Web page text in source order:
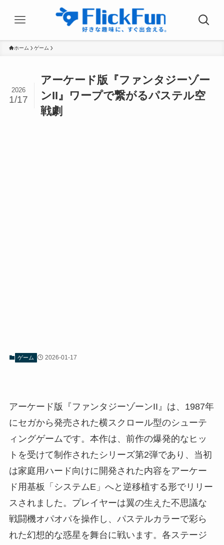
ホーム ゲーム
アーケード版『ファンタジーゾー
ンII』ワープで繋がるパステル空
戦劇
2026
1/17
ゲーム 2026-01-17
アーケード版『ファンタジーゾーンII』は、1987年
にセガから発売された横スクロール型のシューテ
ィングゲームです。本作は、前作の爆発的なヒッ
トを受けて制作されたシリーズ第2弾であり、当初
は家庭用ハード向けに開発された内容をアーケー
ド用基板「システムE」へと逆移植する形でリリー
スされました。プレイヤーは翼の生えた不思議な
戦闘機オパオパを操作し、パステルカラーで彩ら
れた幻想的な惑星を舞台に戦います。各ステージ